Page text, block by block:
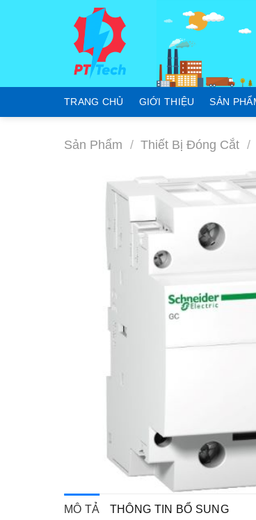
TRANG CHỦ GIỚI THIỆU SẢN
Sản Phẩm / Thiết Bị Đóng Cắt /
MÔ TẢ THÔNG TIN BỔ SUNG